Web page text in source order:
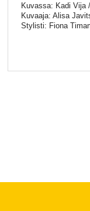
Kuvassa: Kadi Vija
Kuvaaja: Alisa
Stylisti: Fiona